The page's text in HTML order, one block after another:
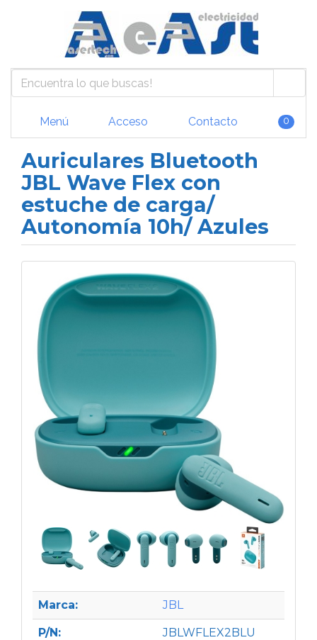
Menú Acceso Contacto 0
Auriculares Bluetooth
JBL Wave Flex con
estuche de carga/
Autonomía 10h/ Azules
Marca: JBL
P/N: JBLWFLEX2BLU